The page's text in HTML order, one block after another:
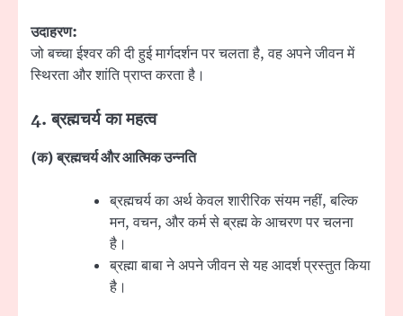
उदाहरण:
जो बच्चा ईश्वर की दी हुई मार्गदर्शन पर चलता है, वह अपने जीवन में
स्थिरता और शांति प्राप्त करता है।
4.ब्रह्मचर्य का महत्व
(क) ब्रह्मचर्य और आत्मिक उन्नति
ब्रह्मचर्य का अर्थ केवल शारीरिक संयम नहीं, बल्कि
मन, वचन, और कर्म से ब्रह्म के आचरण पर चलना
है।
ब्रह्मा बाबा ने अपने जीवन से यह आदर्श प्रस्तुत किया
है।